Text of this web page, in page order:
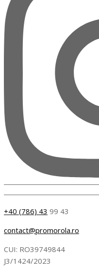
+40 (786) 43 99 43
contact@promorola.ro
CUI: RO39749844
J3/1424/2023